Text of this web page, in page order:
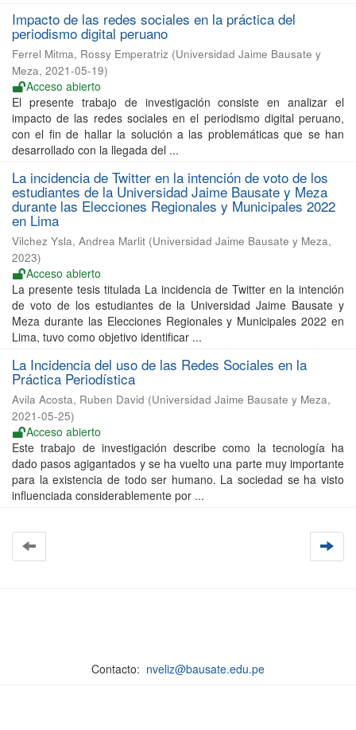
Impacto de las redes sociales en la práctica del
periodismo digital peruano
Ferrel Mitma, Rossy Emperatriz (Universidad Jaime Bausate y
Meza, 2021-05-19)
Acceso abierto
El presente trabajo de investigación consiste en analizar el
impacto de las redes sociales en el periodismo digital peruano,
con el fin de hallar la solución a las problemáticas que se han
desarrollado con la llegada del ...
La incidencia de Twitter en la intención de voto de los
estudiantes de la Universidad Jaime Bausate y Meza
durante las Elecciones Regionales y Municipales 2022
en Lima
Vilchez Ysla, Andrea Marlit (Universidad Jaime Bausate y Meza,
2023)
Acceso abierto
La presente tesis titulada La incidencia de Twitter en la intención
de voto de los estudiantes de la Universidad Jaime Bausate y
Meza durante las Elecciones Regionales y Municipales 2022 en
Lima, tuvo como objetivo identificar ...
La Incidencia del uso de las Redes Sociales en la
Práctica Periodística
Avila Acosta, Ruben David (Universidad Jaime Bausate y Meza,
2021-05-25)
Acceso abierto
Este trabajo de investigación describe como la tecnología ha
dado pasos agigantados y se ha vuelto una parte muy importante
para la existencia de todo ser humano. La sociedad se ha visto
influenciada considerablemente por ...
Contacto: nveliz@bausate.edu.pe